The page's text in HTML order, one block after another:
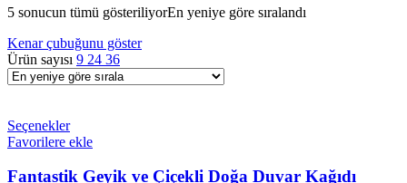
5 sonucun tümü gösteriliyorEn yeniye göre sıralandı
Kenar çubuğunu göster
Ürün sayısı 9 24 36
Seçenekler
Favorilere ekle
Fantastik Geyik ve Çiçekli Doğa Duvar Kağıdı